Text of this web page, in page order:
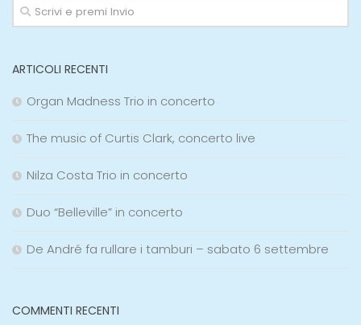
ARTICOLI RECENTI
Organ Madness Trio in concerto
The music of Curtis Clark, concerto live
Nilza Costa Trio in concerto
Duo “Belleville” in concerto
De André fa rullare i tamburi – sabato 6 settembre
COMMENTI RECENTI